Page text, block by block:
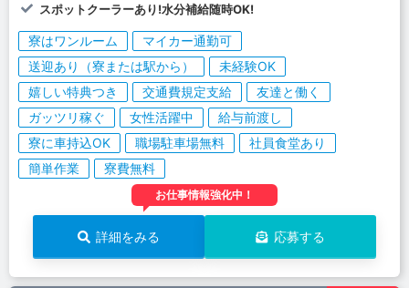
スポットクーラーあり!水分補給随時OK!
寮はワンルーム
マイカー通勤可
送迎あり（寮または駅から）
未経験OK
嬉しい特典つき
交通費規定支給
友達と働く
ガッツリ稼ぐ
女性活躍中
給与前渡し
寮に車持込OK
職場駐車場無料
社員食堂あり
簡単作業
寮費無料
お仕事情報強化中！
詳細をみる 応募する